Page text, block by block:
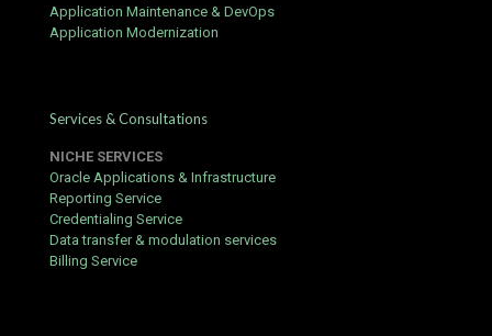
Application Maintenance & DevOps
Application Modernization
Services & Consultations
NICHE SERVICES
Oracle Applications & Infrastructure
Reporting Service
Credentialing Service
Data transfer & modulation services
Billing Service